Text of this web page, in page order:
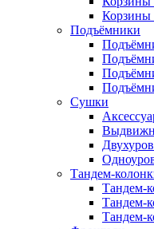
Корзины
Подъёмники
Сушки
Тандем-
Тандем-
Тандем-
Тандем-